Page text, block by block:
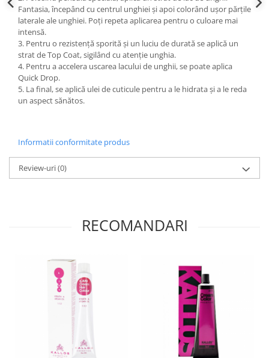
Fantasia, începând cu centrul unghiei și apoi colorând ușor părțile
laterale ale unghiei. Poți repeta aplicarea pentru o culoare mai
intensă.
3. Pentru o rezistență sporită și un luciu de durată se aplică un
strat de Top Coat, sigilând cu atenție unghia.
4. Pentru a accelera uscarea lacului de unghii, se poate aplica
Quick Drop.
5. La final, se aplică ulei de cuticule pentru a le hidrata și a le reda
un aspect sănătos.
Informatii conformitate produs
Review-uri(0)
RECOMANDARI